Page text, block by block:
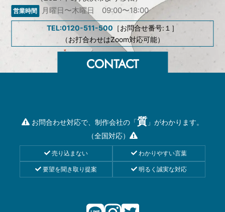
月曜日〜木曜日 09:00〜18:00
TEL:0120-511-500 ［お問合せ番号:１］
（お打合わせはZoom対応可能）
お問合わせ対応で、制作会社の「質 」がわかります。
（全国対応）
売り込まない わかりやすい言葉
要望を聞き取り提案 明るく誠実な対応